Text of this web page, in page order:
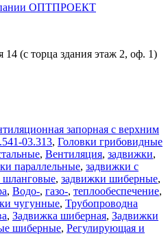
ОПТПРОЕКТ
14 (с торца здания этаж 2, оф. 1)
запорная с верхним
03.313, Головки грибовидные
, Вентиляция, задвижки,
параллельные, задвижки с
шланговые, задвижки шиберные,
, Водо-, газо-, теплообеспечение,
чугунные, Трубопроводна
, Задвижка шиберная, Задвижки
шиберные, Регулирующая и